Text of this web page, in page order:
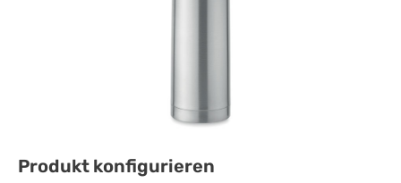
Produkt konfigurieren